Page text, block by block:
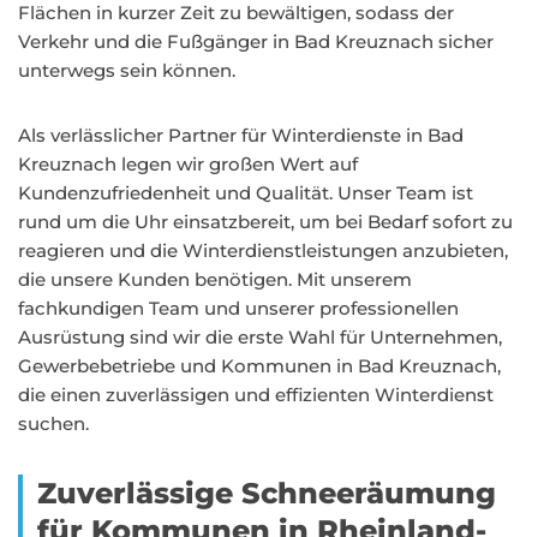
Flächen in kurzer Zeit zu bewältigen, sodass der
Verkehr und die Fußgänger in Bad Kreuznach sicher
unterwegs sein können.
Als verlässlicher Partner für Winterdienste in Bad
Kreuznach legen wir großen Wert auf
Kundenzufriedenheit und Qualität. Unser Team ist
rund um die Uhr einsatzbereit, um bei Bedarf sofort zu
reagieren und die Winterdienstleistungen anzubieten,
die unsere Kunden benötigen. Mit unserem
fachkundigen Team und unserer professionellen
Ausrüstung sind wir die erste Wahl für Unternehmen,
Gewerbebetriebe und Kommunen in Bad Kreuznach,
die einen zuverlässigen und effizienten Winterdienst
suchen.
Zuverlässige Schneeräumung